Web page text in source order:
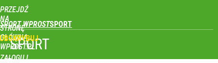
PRZEJDŹ
NA
STRONĘ
GŁÓWNĄ
WPROST.PL
SPORT WPROST
ZALOGUJ
SPORT